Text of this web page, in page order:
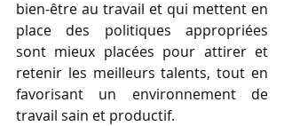
bien-être au travail et qui mettent en
place des politiques appropriées
sont mieux placées pour attirer et
retenir les meilleurs talents, tout en
favorisant un environnement de
travail sain et productif.